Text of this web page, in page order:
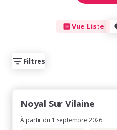
Vue Liste
Filtres
Noyal Sur Vilaine
À partir du 1 septembre 2026